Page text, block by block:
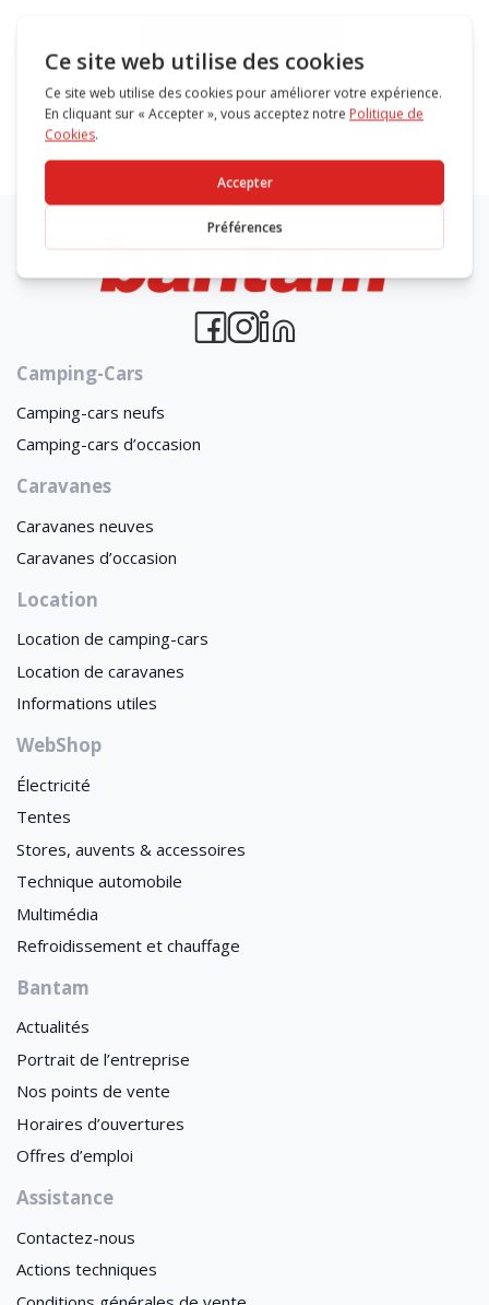
Accéder au blog
Camping-Cars
Camping-cars neufs
Camping-cars d’occasion
Caravanes
Caravanes neuves
Caravanes d’occasion
Location
Location de camping-cars
Location de caravanes
Informations utiles
WebShop
Électricité
Tentes
Stores, auvents & accessoires
Technique automobile
Multimédia
Refroidissement et chauffage
Bantam
Actualités
Portrait de l’entreprise
Nos points de vente
Horaires d’ouvertures
Offres d’emploi
Assistance
Contactez-nous
Actions techniques